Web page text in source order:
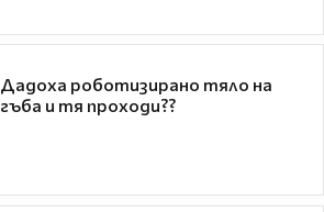
Дадоха роботизирано тяло на
гъба и тя проходи??